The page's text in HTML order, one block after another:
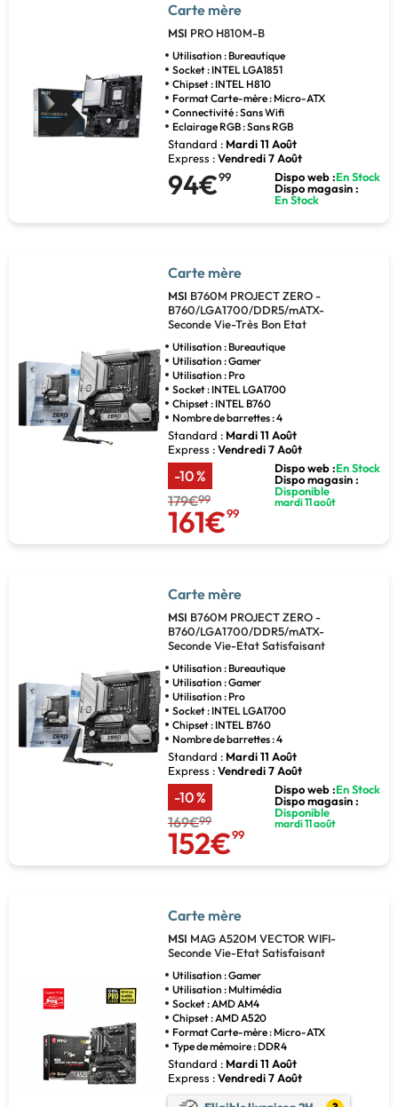
Carte mère
MSI PRO H810M-B
Utilisation : Bureautique
Socket : INTEL LGA1851
Chipset : INTEL H810
Format Carte-mère : Micro-ATX
Connectivité : Sans Wifi
Eclairage RGB : Sans RGB
Standard : Mardi 11 Août
Express :Vendredi 7 Août
94€99 Dispo web :En Stock
Dispo magasin :
En Stock
Carte mère
MSI B760M PROJECT ZERO -
B760/LGA1700/DDR5/mATX-
Seconde Vie-Très Bon Etat
Utilisation : Bureautique
Utilisation : Gamer
Utilisation : Pro
Socket : INTEL LGA1700
Chipset : INTEL B760
Nombre de barrettes : 4
Standard : Mardi 11 Août
Express :Vendredi 7 Août
-10 %
179€99
161€99
Dispo web :En Stock
Dispo magasin :
Disponible
mardi 11 août
Carte mère
MSI B760M PROJECT ZERO -
B760/LGA1700/DDR5/mATX-
Seconde Vie-Etat Satisfaisant
Utilisation : Bureautique
Utilisation : Gamer
Utilisation : Pro
Socket : INTEL LGA1700
Chipset : INTEL B760
Nombre de barrettes : 4
Standard : Mardi 11 Août
Express :Vendredi 7 Août
-10 %
169€99
152€99
Dispo web :En Stock
Dispo magasin :
Disponible
mardi 11 août
Carte mère
MSI MAG A520M VECTOR WIFI-
Seconde Vie-Etat Satisfaisant
Utilisation : Gamer
Utilisation : Multimédia
Socket : AMD AM4
Chipset : AMD A520
Format Carte-mère : Micro-ATX
Type de mémoire : DDR4
Standard : Mardi 11 Août
Express :Vendredi 7 Août